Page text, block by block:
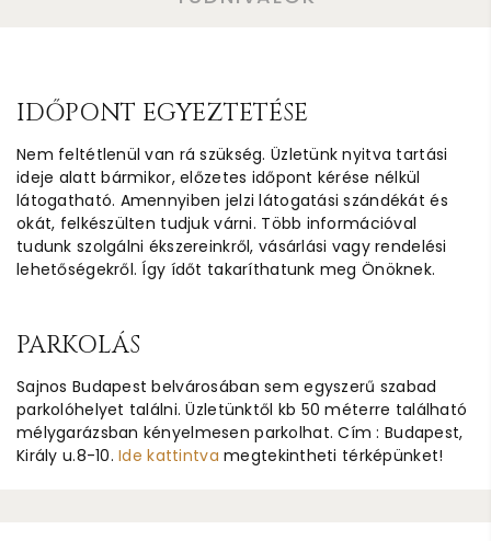
IDŐPONT EGYEZTETÉSE
Nem feltétlenül van rá szükség. Üzletünk nyitva tartási
ideje alatt bármikor, előzetes időpont kérése nélkül
látogatható. Amennyiben jelzi látogatási szándékát és
okát, felkészülten tudjuk várni. Több információval
tudunk szolgálni ékszereinkről, vásárlási vagy rendelési
lehetőségekről. Így ídőt takaríthatunk meg Önöknek.
PARKOLÁS
Sajnos Budapest belvárosában sem egyszerű szabad
parkolóhelyet találni. Üzletünktől kb 50 méterre található
mélygarázsban kényelmesen parkolhat. Cím : Budapest,
Király u.8-10.Ide kattintva megtekintheti térképünket!